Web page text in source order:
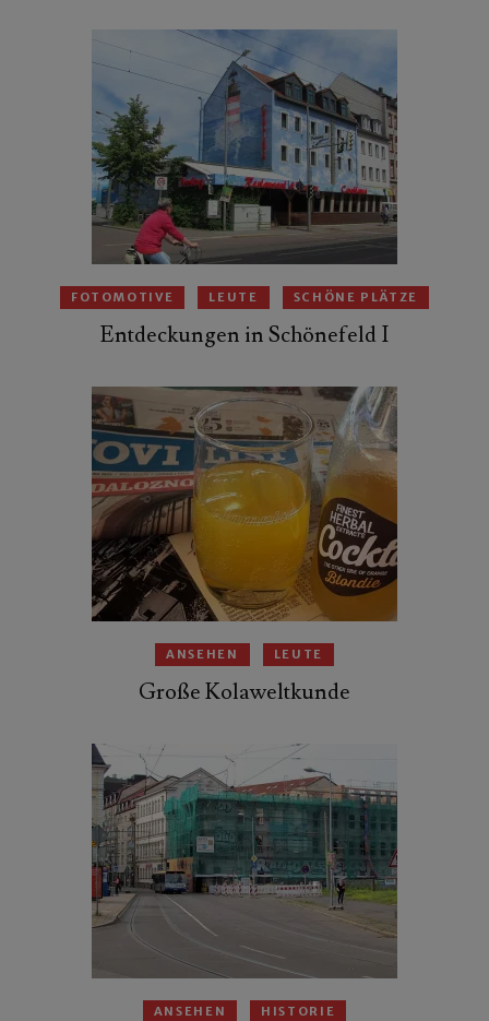
FOTOMOTIVE LEUTE SCHÖNE PLÄTZE
Entdeckungen in Schönefeld I
ANSEHEN LEUTE
Große Kolaweltkunde
ANSEHEN HISTORIE